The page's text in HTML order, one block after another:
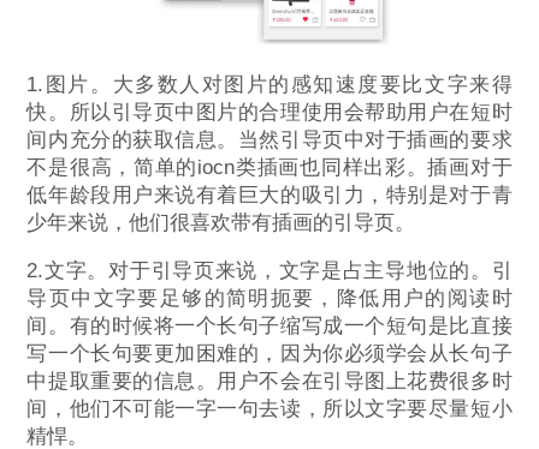
1.图片。大多数人对图片的感知速度要比文字来得
快。所以引导页中图片的合理使用会帮助用户在短时
间内充分的获取信息。当然引导页中对于插画的要求
不是很高，简单的iocn类插画也同样出彩。插画对于
低年龄段用户来说有着巨大的吸引力，特别是对于青
少年来说，他们很喜欢带有插画的引导页。
2.文字。对于引导页来说，文字是占主导地位的。引
导页中文字要足够的简明扼要，降低用户的阅读时
间。有的时候将一个长句子缩写成一个短句是比直接
写一个长句要更加困难的，因为你必须学会从长句子
中提取重要的信息。用户不会在引导图上花费很多时
间，他们不可能一字一句去读，所以文字要尽量短小
精悍。